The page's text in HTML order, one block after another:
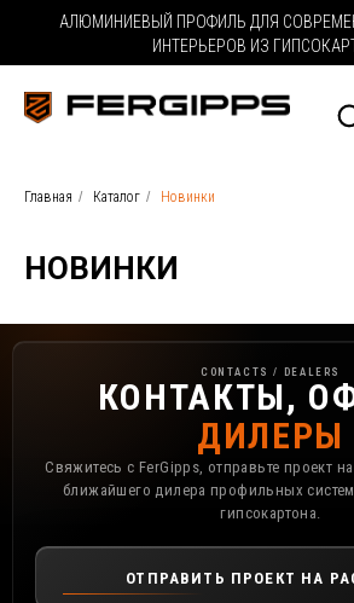
АЛЮМИНИЕВЫЙ ПРОФИЛЬ ДЛЯ
ИНТЕРЬЕРОВ ИЗ
Главная / Каталог / Новинки
НОВИНКИ
Контакты, офис и дилеры
CONTACTS / DEALERS
КОНТАКТЫ,
ДИЛЕРЫ
Свяжитесь с FerGipps, отправьте проект
ближайшего дилера профильных
гипсокартона.
ОТПРАВИТЬ ПРОЕКТ НА